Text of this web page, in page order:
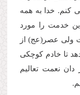
كنم. خدا به همه
خدمت را مورد
ولى عصر(عج) از
تا خادم كوچكى
نعمت تعالیم